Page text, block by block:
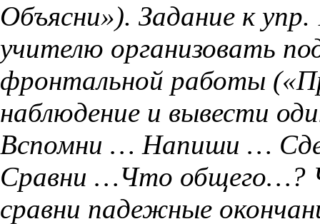
Объясни»). Задание к упр.
учителю организовать
фронтальной работы
наблюдение и вывести
Вспомни … Напиши …
Сравни …Что общего…?
сравни падежные